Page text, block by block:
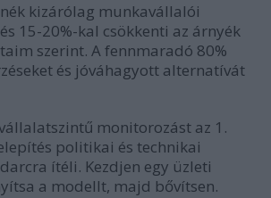
kizárólag munkavállalói
15-20%-kal csökkenti az árnyék
szerint. A fennmaradó 80%
és jóváhagyott alternatívát
monitorozást az 1.
politikai és technikai
ítéli. Kezdjen egy üzleti
a modellt, majd bővítsen.